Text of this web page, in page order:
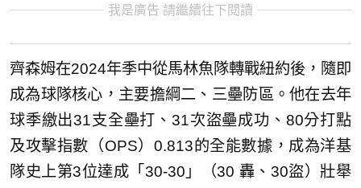
我是廣告 請繼續往下閱讀
齊森姆在2024年季中從馬林魚隊轉戰紐約後，隨即
成為球隊核心，主要擔綱二、三壘防區。他在去年
球季繳出31支全壘打、31次盜壘成功、80分打點
及攻擊指數（OPS）0.813的全能數據，成為洋基
隊史上第3位達成「30-30」（30 轟、30盜）壯舉